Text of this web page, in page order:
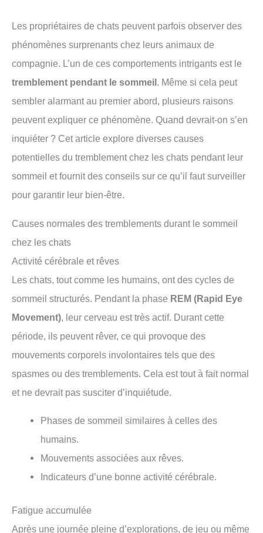
Les propriétaires de chats peuvent parfois observer des
phénomènes surprenants chez leurs animaux de
compagnie. L’un de ces comportements intrigants est le
tremblement pendant le sommeil. Même si cela peut
sembler alarmant au premier abord, plusieurs raisons
peuvent expliquer ce phénomène. Quand devrait-on s’en
inquiéter ? Cet article explore diverses causes
potentielles du tremblement chez les chats pendant leur
sommeil et fournit des conseils sur ce qu’il faut surveiller
pour garantir leur bien-être.
Causes normales des tremblements durant le sommeil
chez les chats
Activité cérébrale et rêves
Les chats, tout comme les humains, ont des cycles de
sommeil structurés. Pendant la phase REM (Rapid Eye
Movement), leur cerveau est très actif. Durant cette
période, ils peuvent rêver, ce qui provoque des
mouvements corporels involontaires tels que des
spasmes ou des tremblements. Cela est tout à fait normal
et ne devrait pas susciter d’inquiétude.
Phases de sommeil similaires à celles des
humains.
Mouvements associées aux rêves.
Indicateurs d’une bonne activité cérébrale.
Fatigue accumulée
Après une journée pleine d’explorations, de jeu ou même